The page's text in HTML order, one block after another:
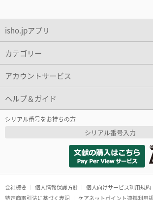
isho.jpアプリ
カテゴリー
アカウントサービス
ヘルプ＆ガイド
シリアル番号をお持ちの方
シリアル番号入力
会社概要 個人情報保護方針
個人向けサービス利用規約
特定商取引法に基づく表記
ケアネットポイント連携利用